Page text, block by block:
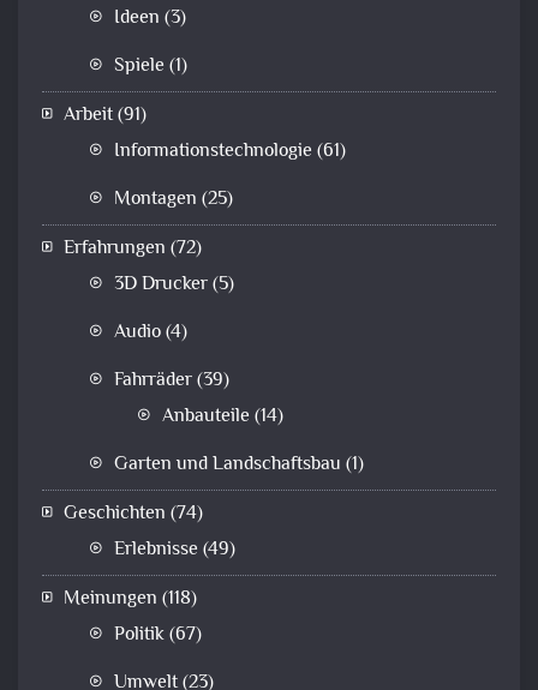
Ideen (3)
Spiele (1)
Arbeit(91)
Informationstechnologie (61)
Montagen (25)
Erfahrungen (72)
3D Drucker(5)
Audio(4)
Fahrräder(39)
Anbauteile (14)
Garten und Landschaftsbau (1)
Geschichten (74)
Erlebnisse (49)
Meinungen (118)
Politik(67)
Umwelt(23)